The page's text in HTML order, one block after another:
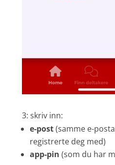
3: skriv inn:
e-post(samme e-
registrerte deg med)
app-pin (som du har